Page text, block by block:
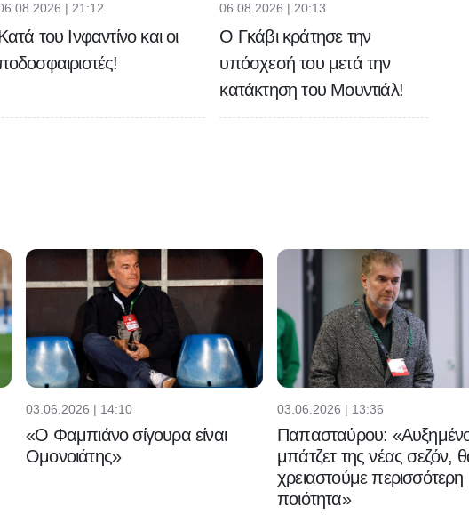
| 21:12
του Ινφαντίνο και οι
06.08.2026 | 20:13
Ο Γκάβι κράτησε την
υπόσχεσή του μετά την
κατάκτηση του Μουντιάλ!
03.06.2026 | 14:10
«Ο Φαμπιάνο σίγουρα είναι
Ομονοιάτης»
03.06.2026 | 13:36
Παπασταύρου:
μπάτζετ της νέας σεζόν,
χρειαστούμε περισσότερη
ποιότητα»